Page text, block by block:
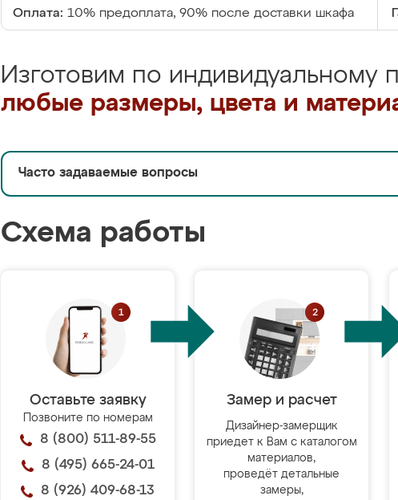
Оплата: 10% предоплата, 90% после доставки шкафа
Изготовим по индивидуальному
любые размеры, цвета и
Часто задаваемые вопросы
Схема работы
Оставьте заявку
Позвоните по номерам
8 (800) 511-89-55
8 (495) 665-24-01
8 (926) 409-68-13
Замер и расчет
Дизайнер-замерщик
приедет к Вам с каталогом
материалов,
проведёт детальные
замеры,